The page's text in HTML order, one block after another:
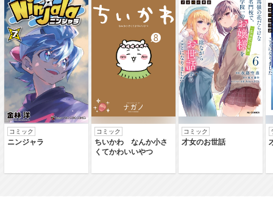
コミック
ニンジャラ
コミック
ちいかわ なんか小さ
くてかわいいやつ
コミック
才女のお世話